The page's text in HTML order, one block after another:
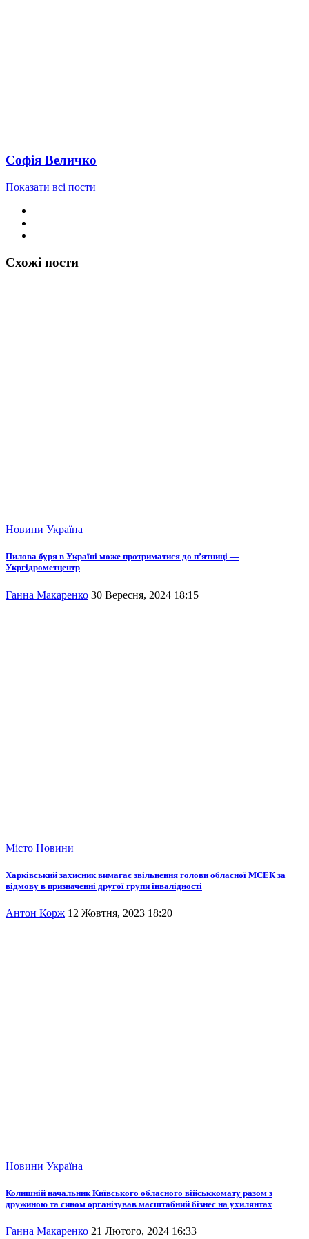
Софія Величко
Показати всі пости
Схожі пости
Новини Україна
Пилова буря в Україні може протриматися до п’ятниці —
Укргідрометцентр
Ганна Макаренко 30 Вересня, 2024 18:15
Місто Новини
Харківський захисник вимагає звільнення голови обласної МСЕК за
відмову в призначенні другої групи інвалідності
Антон Корж 12 Жовтня, 2023 18:20
Новини Україна
Колишній начальник Київського обласного військкомату разом з
дружиною та сином організував масштабний бізнес на ухилянтах
Ганна Макаренко 21 Лютого, 2024 16:33